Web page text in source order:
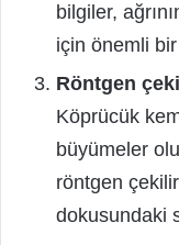
bilgiler,
için önemli
Röntgen
Köprücük
büyümeler
röntgen
dokusundaki